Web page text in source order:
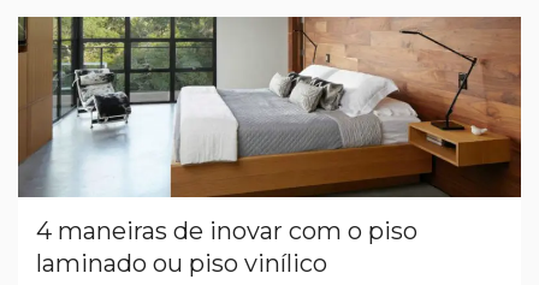
4 maneiras de inovar com o piso
laminado ou piso vinílico